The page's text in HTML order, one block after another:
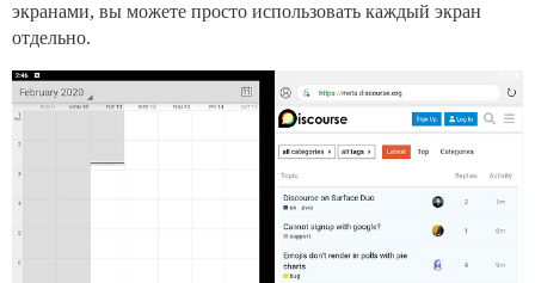
экранами, вы можете просто использовать каждый экран
отдельно.